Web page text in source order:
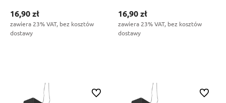
16,90 zł
zawiera 23% VAT, bez kosztów
dostawy
16,90 zł
zawiera 23% VAT, bez kosztów
dostawy
Do ulubionych Do